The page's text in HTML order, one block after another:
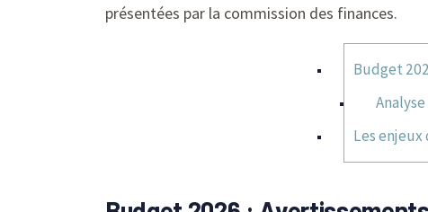
présentées par la commission des finances.
Budget
Les